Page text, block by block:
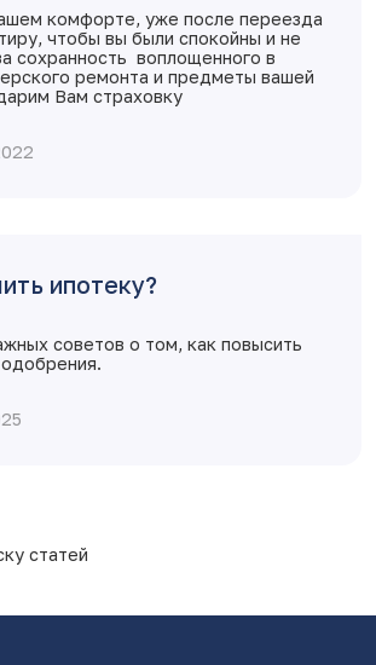
комфорте, уже после переезда
чтобы вы были спокойны и не
сохранность воплощенного в
ремонта и предметы вашей
Вам страховку
ипотеку?
советов о том, как повысить
статей